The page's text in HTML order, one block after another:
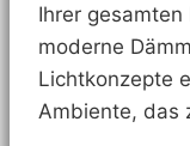
Ihrer
moderne
Lichtkonzepte
Ambiente, das